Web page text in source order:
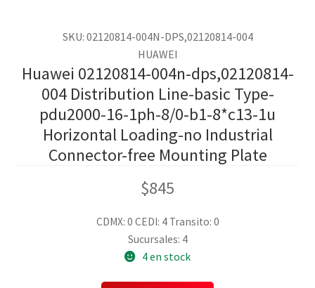
SKU: 02120814-004N-DPS,02120814-004
HUAWEI
Huawei 02120814-004n-dps,02120814-
004 Distribution Line-basic Type-
pdu2000-16-1ph-8/0-b1-8*c13-1u
Horizontal Loading-no Industrial
Connector-free Mounting Plate
$845
CDMX: 0 CEDI: 4 Transito: 0
Sucursales: 4
4 en stock